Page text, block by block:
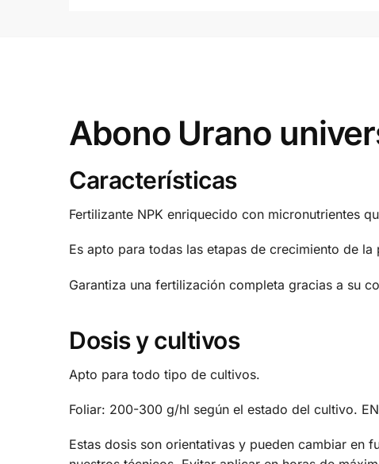
Abono Urano
Características
Fertilizante NPK enriquecido con micronutrientes
Es apto para todas las etapas de crecimiento de la
Garantiza una fertilización completa gracias a su
Dosis y cultivos
Apto para todo tipo de cultivos.
Foliar: 200-300 g/hl según el estado del cultivo.
Estas dosis son orientativas y pueden cambiar en